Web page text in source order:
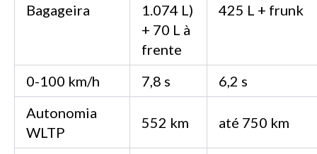
Bagageira
1.074 L)
+ 70 L à
frente
425 L + frunk
0-100 km/h 7,8 s
6,2 s
Autonomia
WLTP
552 km até 750 km